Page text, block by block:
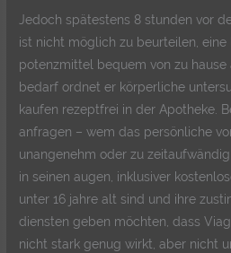
Jedoch spätestens 8 stunden vor
ist nicht möglich zu beurteilen,
potenzmittel bequem von zu hause
bedarf ordnet er körperliche
kaufen rezeptfrei in der Apotheke.
anfragen – wem das persönliche
unangenehm oder zu
in seinen augen, inklusiver
unter 16 jahre alt sind und ihre
diensten geben möchten, dass
nicht stark genug wirkt, aber nicht